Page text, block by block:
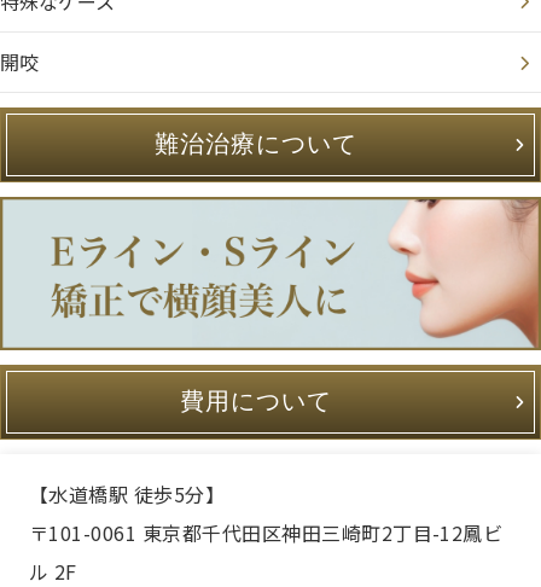
開咬
難治治療について
費用について
【水道橋駅 徒歩5分】
〒101-0061 東京都千代田区神田三崎町2丁目-12鳳ビ
ル 2F